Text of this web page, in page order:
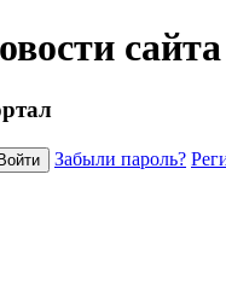
сайта
Забыли пароль?